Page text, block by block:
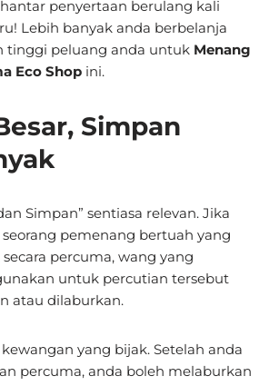
penyertaan berulang kali
Lebih banyak anda berbelanja
tinggi peluang anda untuk Menang
Eco Shop ini.
Simpan
Simpan” sentiasa relevan. Jika
pemenang bertuah yang
percuma, wang yang
untuk percutian tersebut
atau dilaburkan.
yang bijak. Setelah anda
percuma, anda boleh melaburkan